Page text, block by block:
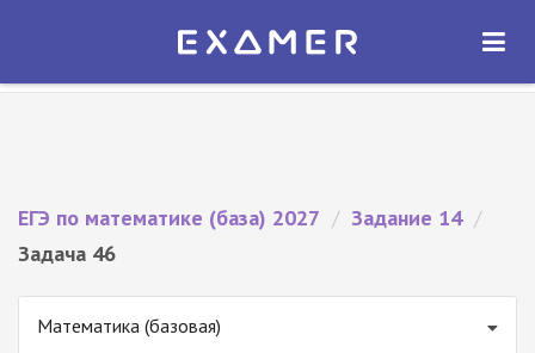
Экзамер — ЕГЭ 2027
ОТКРЫТЬ
ЕГЭ по математике (база) 2027 / Задание 14 /
Задача 46
Математика (базовая)